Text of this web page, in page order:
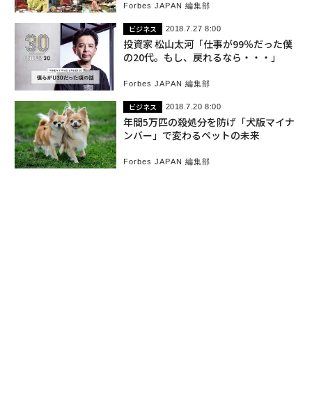
Forbes JAPAN 編集部
ビジネス 2018.7.27 8:00
投資家 松山太河「仕事が99％だった僕
の20代。もし、戻れるなら・・・」
Forbes JAPAN 編集部
ビジネス 2018.7.20 8:00
年間5万匹の殺処分を防げ「犬版マイナ
ンバー」で変わるペットの未来
Forbes JAPAN 編集部